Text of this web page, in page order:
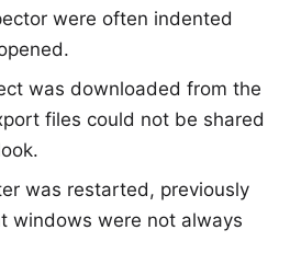
were often indented
was downloaded from the
files could not be shared
was restarted, previously
windows were not always